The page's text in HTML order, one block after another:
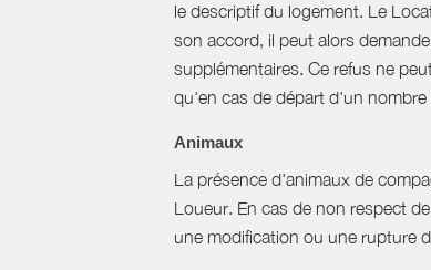
le descriptif du logement. Le
son accord, il peut alors
supplémentaires. Ce refus ne
qu'en cas de départ d'un
Animaux
La présence d'animaux de
Loueur. En cas de non respect
une modification ou une rupture